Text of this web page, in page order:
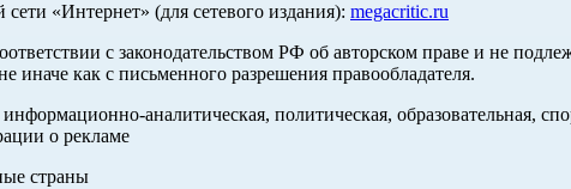
«Интернет» (для сетевого издания): megacritic.ru
с законодательством РФ об авторском праве и не
иначе как с письменного разрешения правообладателя.
аналитическая, политическая, образовательная,
о рекламе
страны